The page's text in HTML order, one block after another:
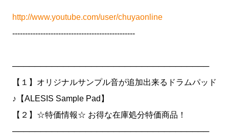
http://www.youtube.com/user/chuyaonline
------------------------------------------------
───────────────────────────────────
【１】オリジナルサンプル音が追加出来るドラムパッド
♪【ALESIS Sample Pad】
【２】☆特価情報☆ お得な在庫処分特価商品！
───────────────────────────────────